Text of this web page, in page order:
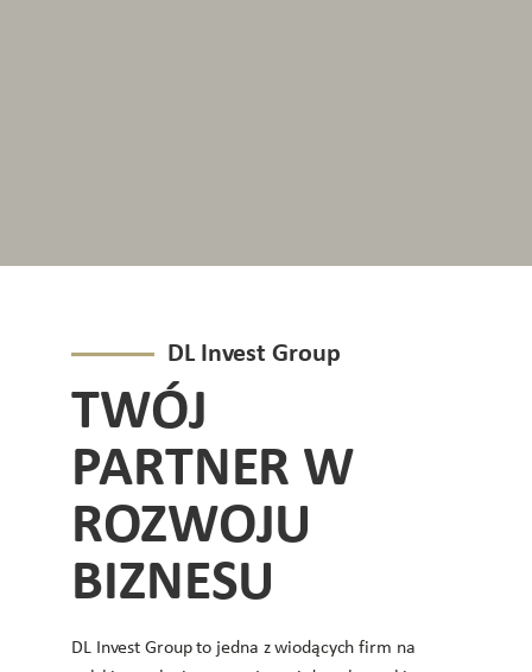
DL Invest Group
TWÓJ
PARTNER W
ROZWOJU
BIZNESU
DL Invest Group to jedna z wiodących firm na